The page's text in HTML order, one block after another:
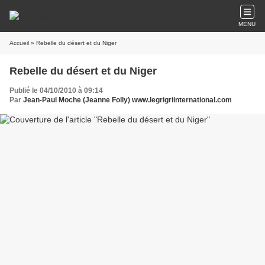
MENU
Accueil » Rebelle du désert et du Niger
Rebelle du désert et du Niger
Publié le 04/10/2010 à 09:14
Par Jean-Paul Moche (Jeanne Folly) www.legrigriinternational.com